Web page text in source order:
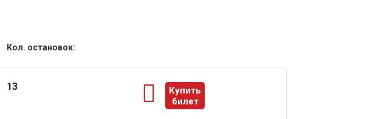
Кол. остановок:
13
Купить
билет
ы